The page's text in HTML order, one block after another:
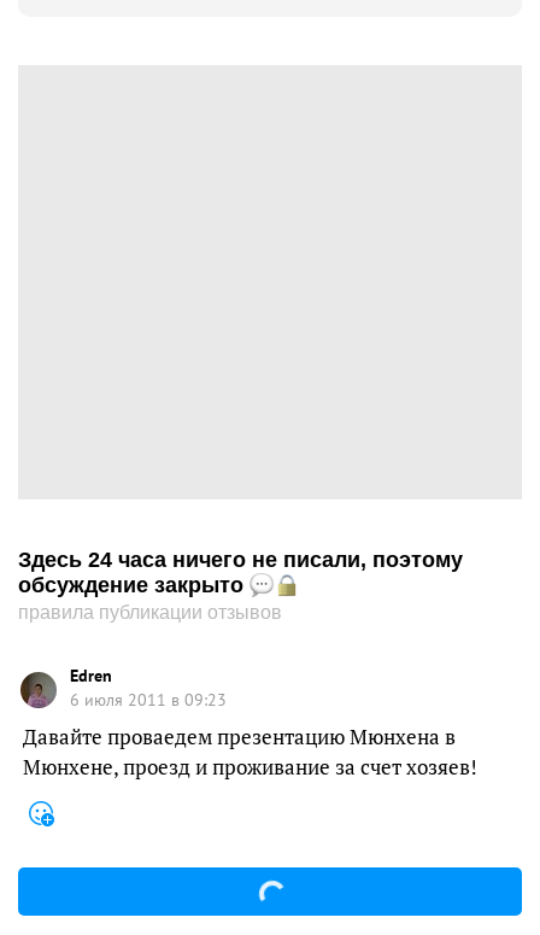
Здесь 24 часа ничего не писали, поэтому
обсуждение закрыто
правила публикации отзывов
Edren
6 июля 2011 в 09:23
Давайте проваедем презентацию Мюнхена в
Мюнхене, проезд и проживание за счет хозяев!